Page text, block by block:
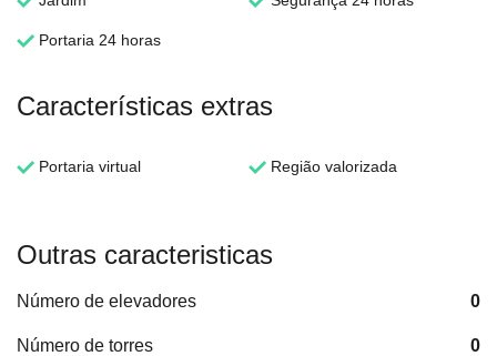
Portaria 24 horas
Características extras
Portaria virtual Região valorizada
Outras caracteristicas
Número de elevadores 0
Número de torres 0